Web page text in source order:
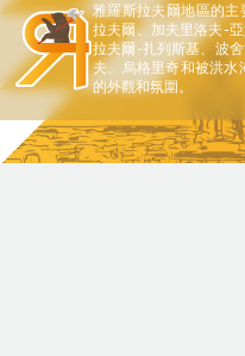
雅羅斯拉夫爾地區的
拉夫爾、加夫里洛夫-
拉夫爾-扎列斯基、波
夫、烏格里奇和被洪水
的外觀和氛圍。